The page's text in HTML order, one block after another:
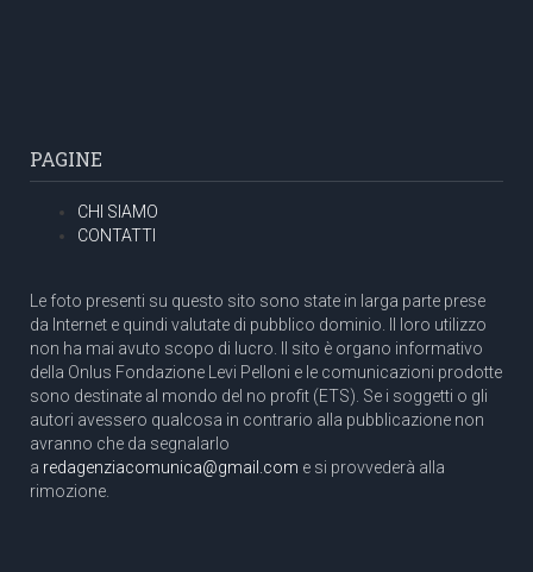
PAGINE
CHI SIAMO
CONTATTI
Le foto presenti su questo sito sono state in larga parte prese
da Internet e quindi valutate di pubblico dominio. Il loro utilizzo
non ha mai avuto scopo di lucro. Il sito è organo informativo
della Onlus Fondazione Levi Pelloni e le comunicazioni prodotte
sono destinate al mondo del no profit (ETS). Se i soggetti o gli
autori avessero qualcosa in contrario alla pubblicazione non
avranno che da segnalarlo
a redagenziacomunica@gmail.com e si provvederà alla
rimozione.